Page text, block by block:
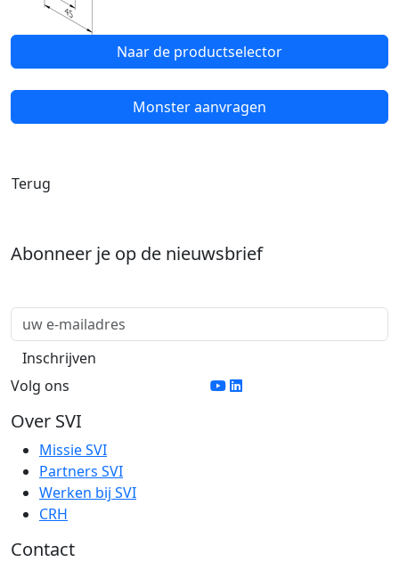
Naar de productselector
Monster aanvragen
Terug
Abonneer je op de nieuwsbrief
Volg ons
Over SVI
Missie SVI
Partners SVI
Werken bij SVI
CRH
Contact